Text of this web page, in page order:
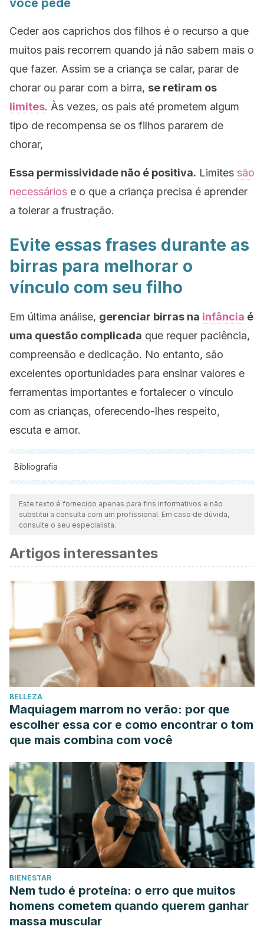
você pede
Ceder aos caprichos dos filhos é o recurso a que
muitos pais recorrem quando já não sabem mais o
que fazer. Assim se a criança se calar, parar de
chorar ou parar com a birra, se retiram os
limites. Às vezes, os pais até prometem algum
tipo de recompensa se os filhos pararem de
chorar,
Essa permissividade não é positiva. Limites são
necessários e o que a criança precisa é aprender
a tolerar a frustração.
Evite essas frases durante as
birras para melhorar o
vínculo com seu filho
Em última análise, gerenciar birras na infância é
uma questão complicada que requer paciência,
compreensão e dedicação. No entanto, são
excelentes oportunidades para ensinar valores e
ferramentas importantes e fortalecer o vínculo
com as crianças, oferecendo-lhes respeito,
escuta e amor.
Bibliografia
Todas as fontes citadas foram minuciosamente revisadas por
nossa equipe para garantir sua qualidade, confiabilidade,
atualidade e validade. A bibliografia deste artigo foi
cientificamente.
Baumrind, D. (1967). Child care practices anteceding three
patterns of preschool behavior.
Genetic Psychology
Monographs, 75(1), 43–88.
Díaz, ., & Bonet, C. (2005). Las rabietas en la infancia: qué
son y cómo aconsejar a los padres.Revista Pediatría de
Atención Primaria
,7(25).
Este texto é fornecido apenas para fins informativos e não
substitui a consulta com um profissional. Em caso de dúvida,
consulte o seu especialista.
Artigos interessantes
BELLEZA
Maquiagem marrom no verão: por que
escolher essa cor e como encontrar o tom
que mais combina com você
BIENESTAR
Nem tudo é proteína: o erro que muitos
homens cometem quando querem ganhar
massa muscular